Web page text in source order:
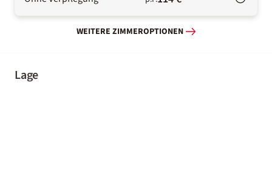
WEITERE ZIMMEROPTIONEN
Lage